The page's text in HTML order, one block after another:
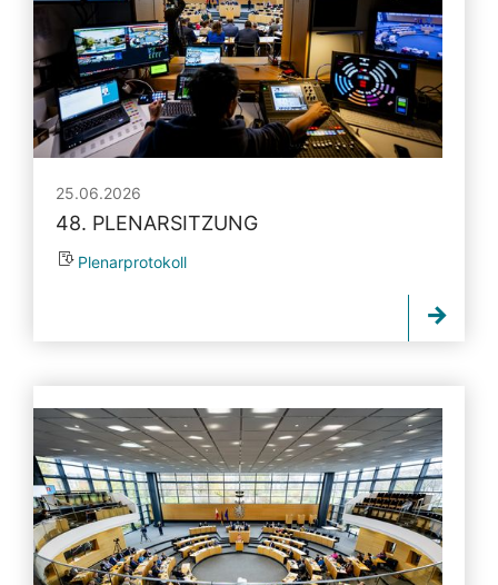
25.06.2026
48. PLENARSITZUNG
Plenarprotokoll